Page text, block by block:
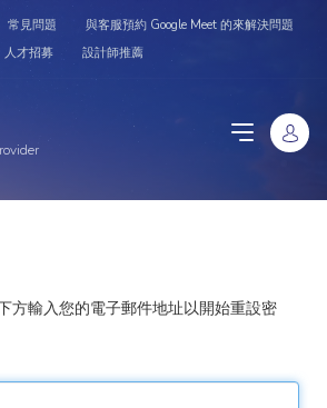
常見問題
與客服預約 Google Meet 的來解決問題
人才招募 設計師推薦
方輸入您的電子郵件地址以開始重設密